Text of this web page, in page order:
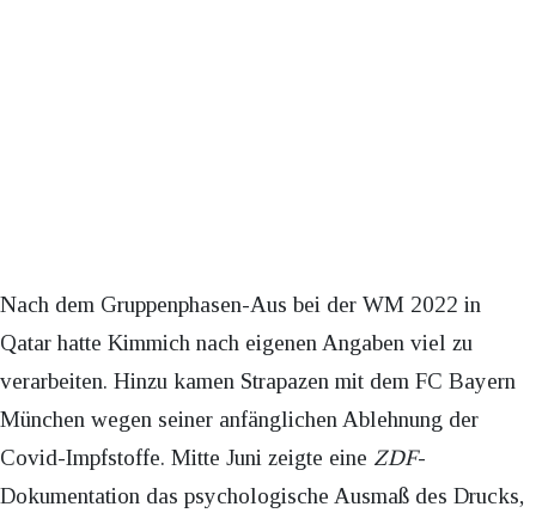
Nach dem Gruppenphasen-Aus bei der WM 2022 in
Qatar hatte Kimmich nach eigenen Angaben viel zu
verarbeiten. Hinzu kamen Strapazen mit dem FC Bayern
München wegen seiner anfänglichen Ablehnung der
Covid-Impfstoffe. Mitte Juni zeigte eine ZDF-
Dokumentation das psychologische Ausmaß des Drucks,